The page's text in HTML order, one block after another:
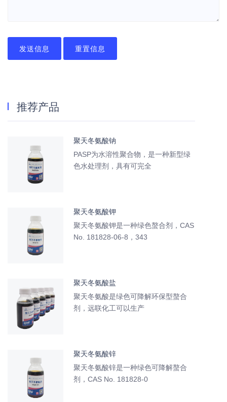
发送信息 重置信息
推荐产品
聚天冬氨酸钠
PASP为水溶性聚合物，是一种新型绿
色水处理剂，具有可完全
聚天冬氨酸钾
聚天冬氨酸钾是一种绿色螯合剂，CAS
No. 181828-06-8，343
聚天冬氨酸盐
聚天冬氨酸是绿色可降解环保型螯合
剂，远联化工可以生产
聚天冬氨酸锌
聚天冬氨酸锌是一种绿色可降解螯合
剂，CAS No. 181828-0